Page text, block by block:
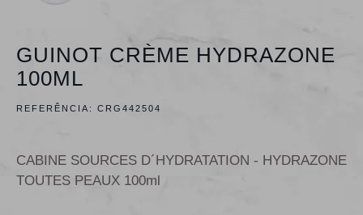
GUINOT CRÈME HYDRAZONE
100ML
REFERÊNCIA: CRG442504
CABINE SOURCES D´HYDRATATION - HYDRAZONE
TOUTES PEAUX 100ml